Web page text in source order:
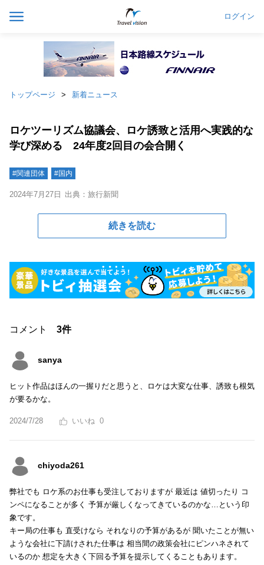
ログイン
トップページ 新着ニュース
ロケツーリズム協議会、ロケ誘致と活用へ実践的な
学び深める 24年度2回目の会合開く
#関連団体 #国内
2024年7月27日 出典：旅行新聞
続きを読む
コメント 3件
sanya
ヒット作品はほんの一握りだと思うと、ロケは大変な仕事、誘致も根気
が要るかな。
2024/7/28 0
chiyoda261
弊社でも ロケ系のお仕事も受注しておりますが 最近は 値切ったり コ
ンペになることが多く 予算が厳しくなってきているのかな…という印
象です。
キー局の仕事も 直受けなら それなりの予算があるが 聞いたことが無い
ような会社に下請けされた仕事は 相当間の政策会社にピンハネされて
いるのか 想定を大きく下回る予算を提示してくることもあります。